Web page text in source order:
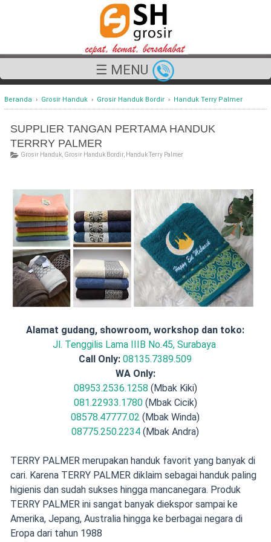
☰ MENU
Beranda › Grosir Handuk › Grosir Handuk Bordir › Handuk Terry Palmer
SUPPLIER TANGAN PERTAMA HANDUK
TERRRY PALMER
Grosir Handuk, Grosir Handuk Bordir, Handuk Terry Palmer
Alamat gudang, showroom, workshop dan toko:
Jl. Tenggilis Lama IIIB No.45, Surabaya
Call Only: 08135.7389.509
WA Only:
08953.2536.1258 (Mbak Kiki)
081.22933.1780(Mbak Cicik)
08578.47777.02 (Mbak Winda)
08775.250.2234 (Mbak Andra)
TERRY PALMER merupakan handuk favorit yang banyak di
cari. Karena TERRY PALMER diklaim sebagai handuk paling
higienis dan sudah sukses hingga mancanegara. Produk
TERRY PALMER ini sangat banyak diekspor sampai ke
Amerika, Jepang, Australia hingga ke berbagai negara di
Eropa dari tahun 1988